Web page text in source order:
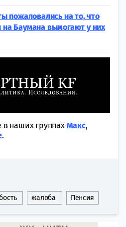
пожаловались на то, что
Баумана вымогают у них
в наших группах Макс,
.
жалоба Пенсия